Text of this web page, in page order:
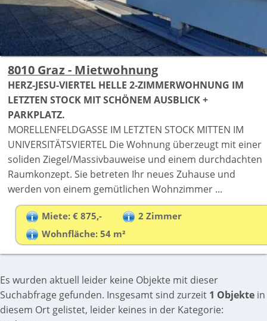
8010 Graz - Mietwohnung
HERZ-JESU-VIERTEL HELLE 2-ZIMMERWOHNUNG IM
LETZTEN STOCK MIT SCHÖNEM AUSBLICK +
PARKPLATZ.
MORELLENFELDGASSE IM LETZTEN STOCK MITTEN IM
UNIVERSITÄTSVIERTEL Die Wohnung überzeugt mit einer
soliden Ziegel/Massivbauweise und einem durchdachten
Raumkonzept. Sie betreten Ihr neues Zuhause und
werden von einem gemütlichen Wohnzimmer ...
Miete: € 875,-
2 Zimmer
Wohnfläche: 54 m²
Es wurden aktuell leider keine Objekte mit dieser
Suchabfrage gefunden. Insgesamt sind zurzeit 1 Objekte in
diesem Ort gelistet, leider keines in der Kategorie: